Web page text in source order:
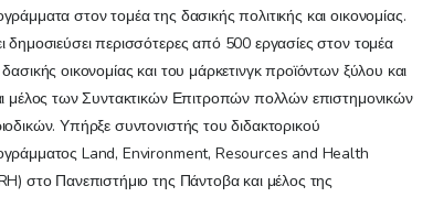
στον τομέα της δασικής πολιτικής και οικονομίας.
δημοσιεύσει περισσότερες από 500 εργασίες στον τομέα
οικονομίας και του μάρκετινγκ προϊόντων ξύλου και
μέλος των Συντακτικών Επιτροπών πολλών επιστημονικών
Υπήρξε συντονιστής του διδακτορικού
Land, Environment, Resources and Health
στο Πανεπιστήμιο της Πάντοβα και μέλος της